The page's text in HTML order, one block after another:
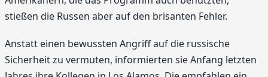
stießen die Russen aber auf den brisanten Fehler.
Anstatt einen bewussten Angriff auf die russische
Sicherheit zu vermuten, informierten sie Anfang letzten